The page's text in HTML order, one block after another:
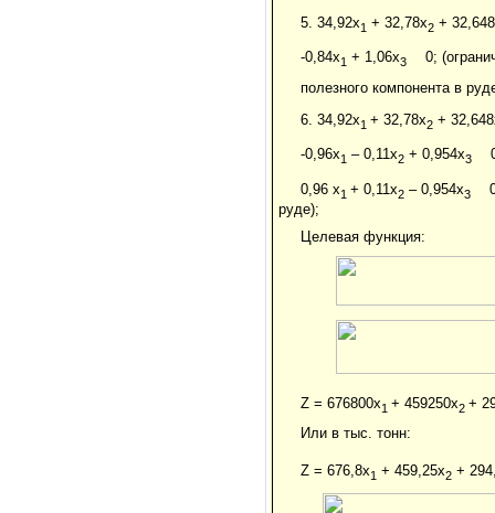
5. 34,92x1 + 32,78x2 +
-0,84x1 + 1,06x3
0;
полезного компонента в
6. 34,92x1 + 32,78x2 +
-0,96x1 – 0,11x2 + 0,954x3
0,96 x1+ 0,11x2 – 0,954x3
руде);
Целевая функция:
Z = 676800x1 + 459250x2 +
Или в тыс. тонн:
Z = 676,8x1 + 459,25x2 +